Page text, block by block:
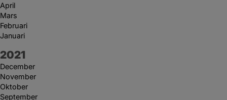
April
Mars
Februari
Januari
År:
2021
December
November
Oktober
September